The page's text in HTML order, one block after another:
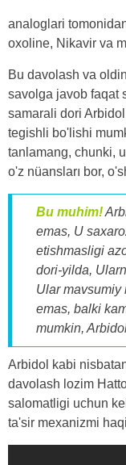
analoglari
oxoline, Nikavir va
Bu davolash va
savolga javob faqat
samarali dori
tegishli bo'lishi
tanlamang, chunki,
o'z nüansları bor,
Bu muhim!
emas, U
etishmasligi
dori-yilda,
Ular mavsumiy
emas, balki
mumkin,
Arbidol kabi
davolash lozim
salomatligi uchun
ta'sir mexanizmi